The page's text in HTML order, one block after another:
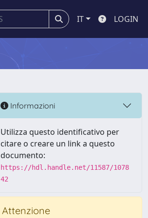
IT LOGIN
Informazioni
Utilizza questo identificativo per
citare o creare un link a questo
documento:
https://hdl.handle.net/11587/1078
42
Attenzione